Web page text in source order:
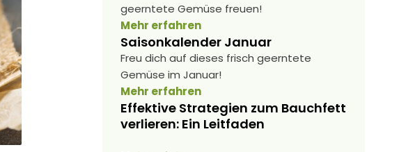
geerntete Gemüse freuen!
Mehr erfahren
Saisonkalender Januar
Freu dich auf dieses frisch geerntete
Gemüse im Januar!
Mehr erfahren
Effektive Strategien zum Bauchfett
verlieren: Ein Leitfaden